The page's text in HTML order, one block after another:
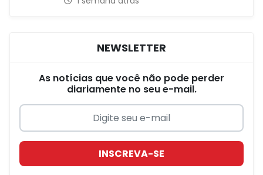
NEWSLETTER
As notícias que você não pode perder
diariamente no seu e-mail.
INSCREVA-SE